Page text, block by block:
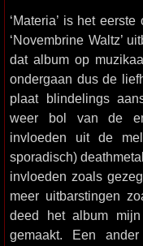
‘Materia’ is het
‘Novembrine Waltz’
dat album op
ondergaan dus de
plaat blindelings
weer bol van de
invloeden uit de
sporadisch)
invloeden zoals
meer uitbarstingen
deed het album
gemaakt. Een